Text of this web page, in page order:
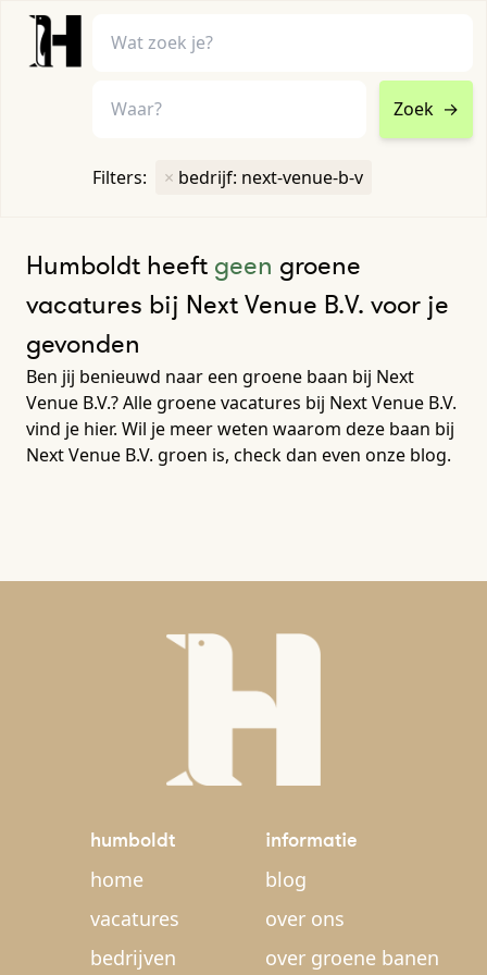
Zoek →
Filters: × bedrijf: next-venue-b-v
Humboldt heeft geen groene
vacatures bij Next Venue B.V. voor je
gevonden
Ben jij benieuwd naar een groene baan bij Next
Venue B.V.? Alle groene vacatures bij Next Venue B.V.
vind je hier. Wil je meer weten waarom deze baan bij
Next Venue B.V. groen is, check dan even onze blog.
humboldt
home
vacatures
bedrijven
informatie
blog
over ons
over groene banen